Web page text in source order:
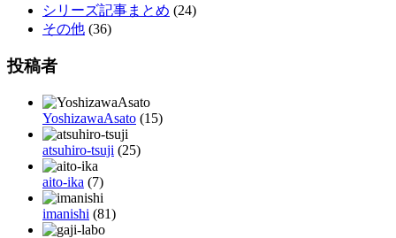
シリーズ記事まとめ (24)
その他 (36)
投稿者
YoshizawaAsato (15)
atsuhiro-tsuji (25)
aito-ika (7)
imanishi (81)